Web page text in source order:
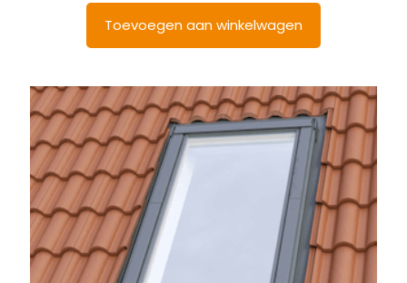
Toevoegen aan winkelwagen